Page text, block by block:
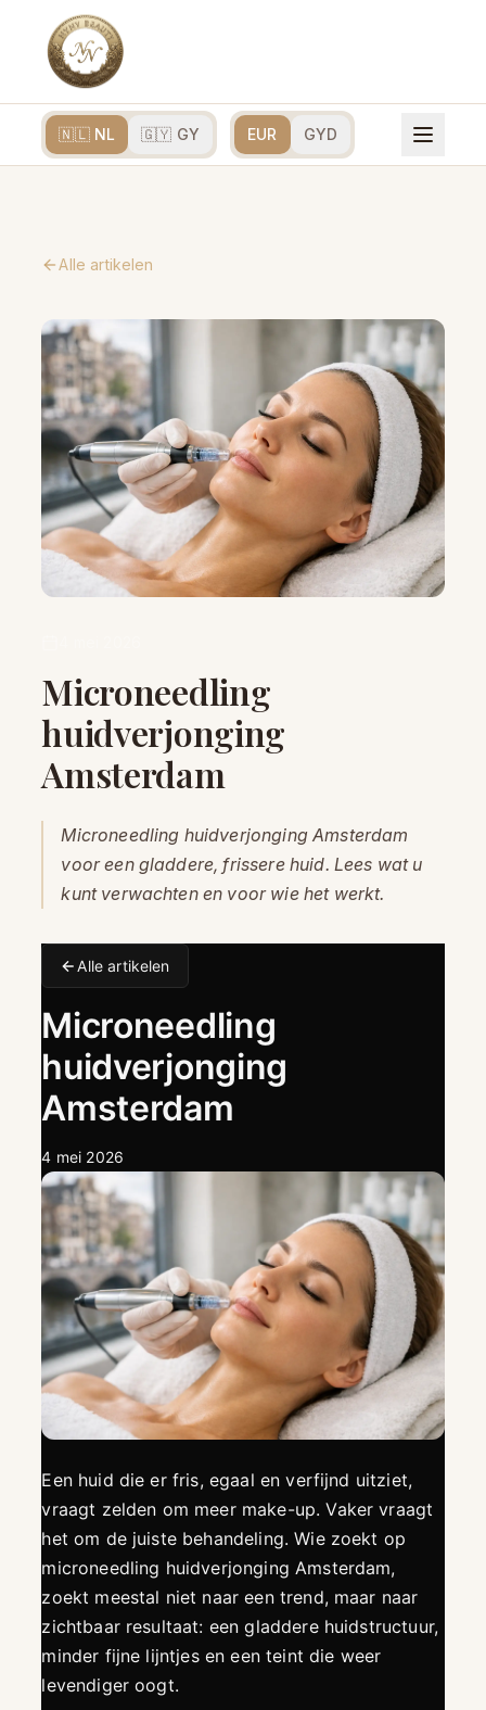
🇳🇱 NL 🇬🇾 GY EUR GYD
Alle artikelen
Microneedling
huidverjonging
Amsterdam
Microneedling huidverjonging Amsterdam
voor een gladdere, frissere huid. Lees wat u
kunt verwachten en voor wie het werkt.
Alle artikelen
Microneedling
huidverjonging
Amsterdam
4 mei 2026
Een huid die er fris, egaal en verfijnd uitziet,
vraagt zelden om meer make-up. Vaker vraagt
het om de juiste behandeling. Wie zoekt op
microneedling huidverjonging Amsterdam,
zoekt meestal niet naar een trend, maar naar
zichtbaar resultaat: een gladdere huidstructuur,
minder fijne lijntjes en een teint die weer
levendiger oogt.